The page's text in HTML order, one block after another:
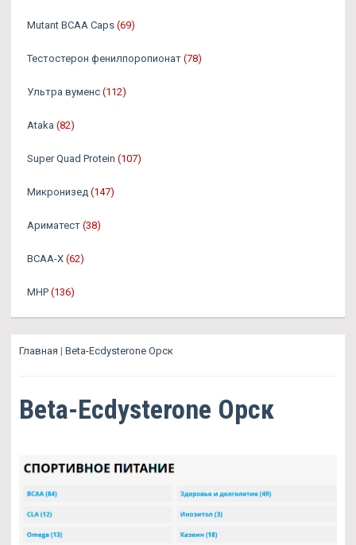
Mutant BCAA Caps (69)
Тестостерон фенилпоропионат (78)
Ультра вуменс (112)
Ataka (82)
Super Quad Protein (107)
Микронизед (147)
Ариматест (38)
BCAA-X (62)
MHP (136)
Главная | Beta-Ecdysterone Орск
Beta-Ecdysterone Орск